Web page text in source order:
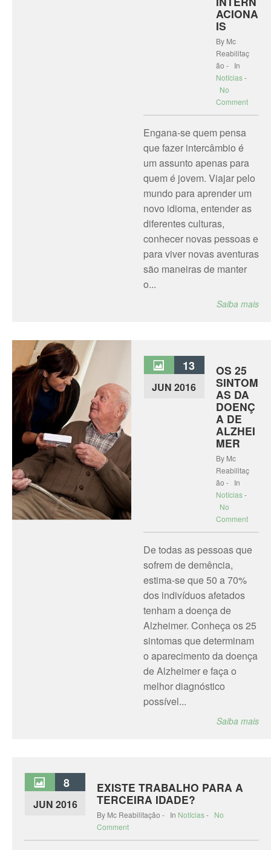
ACIONA
IS
By Mc
Reabilitaç
ão - In
Notícias-
No
Comment
Engana-se quem pensa
que fazer intercâmbio é
um assunto apenas para
quem é jovem. Viajar pelo
mundo para aprender um
novo idioma, entender as
diferentes culturas,
conhecer novas pessoas e
para viver novas aventuras
são maneiras de manter
o...
Saiba mais
13
JUN 2016
OS 25
SINTOM
AS DA
DOENÇ
A DE
ALZHEI
MER
By Mc
Reabilitaç
ão - In
Notícias-
No
Comment
De todas as pessoas que
sofrem de demência,
estima-se que 50 a 70%
dos indivíduos afetados
tenham a doença de
Alzheimer. Conheça os 25
sintomas que determinam
o aparecimento da doença
de Alzheimer e faça o
melhor diagnóstico
possível...
Saiba mais
8
JUN 2016
EXISTE TRABALHO PARA A
TERCEIRA IDADE?
By Mc Reabilitação - In Notícias- No
Comment